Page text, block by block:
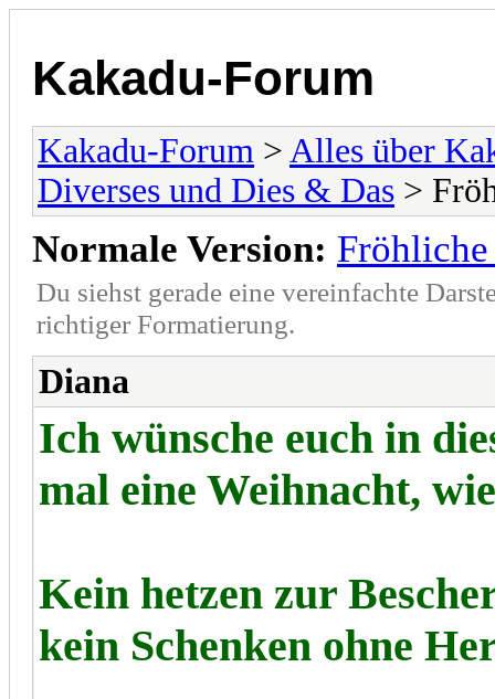
Kakadu-Forum
Kakadu-Forum > Alles über
Diverses und Dies & Das >
Normale Version:
Du siehst gerade eine vereinfachte
richtiger Formatierung.
Diana
Ich wünsche euch in
mal eine Weihnacht,
Kein hetzen zur
kein Schenken ohne